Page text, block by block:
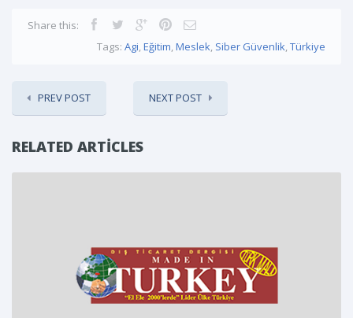
Share this:
Tags: Agi,Eğitim,Meslek, Siber Güvenlik,Türkiye
PREV POST NEXT POST
RELATED ARTICLES